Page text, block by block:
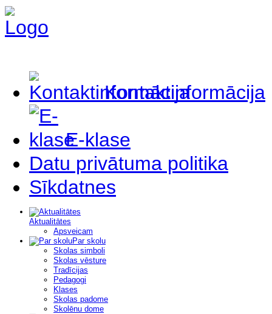
Kontaktinformācija
E-klase
Datu privātuma politika
Sīkdatnes
Aktualitātes
Apsveicam
Par skolu
Skolas simboli
Skolas vēsture
Tradīcijas
Pedagogi
Klases
Skolas padome
Skolēnu dome